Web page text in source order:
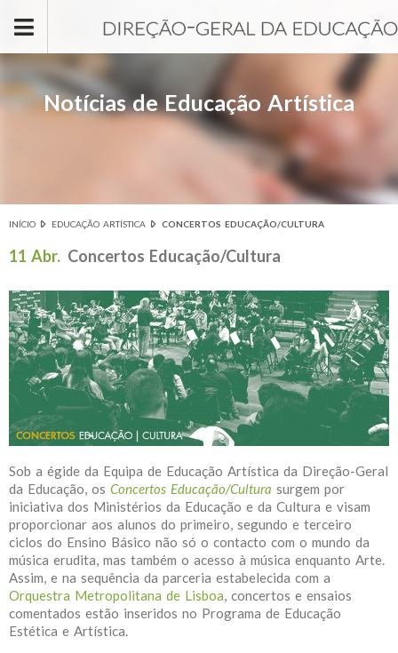
Notícias de Educação Artística
Está aqui
INÍCIO EDUCAÇÃO ARTÍSTICA CONCERTOS EDUCAÇÃO/CULTURA
11 Abr. Concertos Educação/Cultura
Sob a égide da Equipa de Educação Artística da Direção-Geral
da Educação, os Concertos Educação/Cultura surgem por
iniciativa dos Ministérios da Educação e da Cultura e visam
proporcionar aos alunos do primeiro, segundo e terceiro
ciclos do Ensino Básico não só o contacto com o mundo da
música erudita, mas também o acesso à música enquanto Arte.
Assim, e na sequência da parceria estabelecida com a
Orquestra Metropolitana de Lisboa, concertos e ensaios
comentados estão inseridos no Programa de Educação
Estética e Artística.